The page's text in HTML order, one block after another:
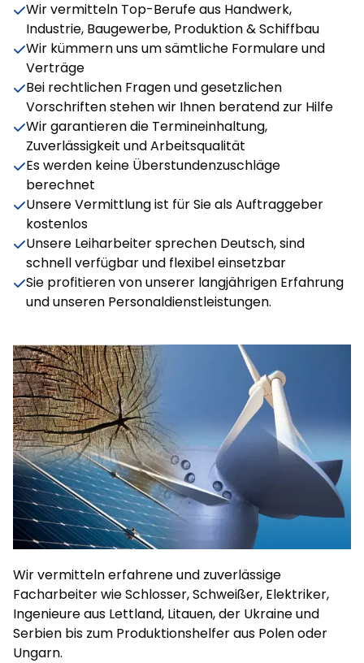
Wir vermitteln Top-Berufe aus Handwerk,
Industrie, Baugewerbe, Produktion & Schiffbau
Wir kümmern uns um sämtliche Formulare und
Verträge
Bei rechtlichen Fragen und gesetzlichen
Vorschriften stehen wir Ihnen beratend zur Hilfe
Wir garantieren die Termineinhaltung,
Zuverlässigkeit und Arbeitsqualität
Es werden keine Überstundenzuschläge
berechnet
Unsere Vermittlung ist für Sie als Auftraggeber
kostenlos
Unsere Leiharbeiter sprechen Deutsch, sind
schnell verfügbar und flexibel einsetzbar
Sie profitieren von unserer langjährigen Erfahrung
und unseren Personaldienstleistungen.
Wir vermitteln erfahrene und zuverlässige
Facharbeiter wie Schlosser, Schweißer, Elektriker,
Ingenieure aus Lettland, Litauen, der Ukraine und
Serbien bis zum Produktionshelfer aus Polen oder
Ungarn.